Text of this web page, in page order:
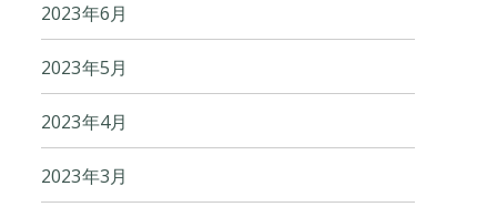
2023年6月
2023年5月
2023年4月
2023年3月